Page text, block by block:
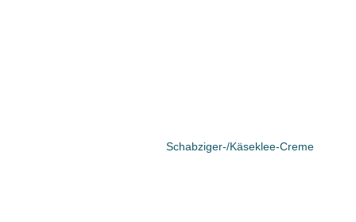
Schabziger-/Käseklee-Creme